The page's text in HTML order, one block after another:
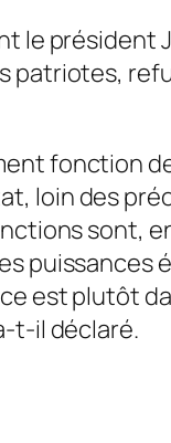
président
fonction
loin des
sont,
est plutôt
t-il déclaré.